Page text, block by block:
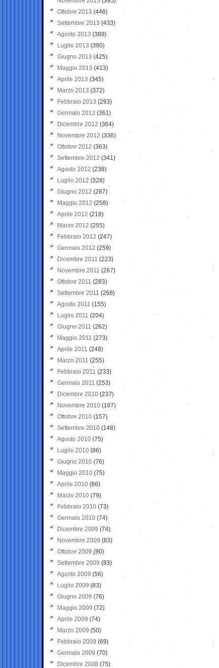
Ottobre 2013 (446)
Settembre 2013 (433)
Agosto 2013 (389)
Luglio 2013 (390)
Giugno 2013 (425)
Maggio 2013 (413)
Aprile 2013 (345)
Marzo 2013 (372)
Febbraio 2013 (293)
Gennaio 2013 (361)
Dicembre 2012 (364)
Novembre 2012 (336)
Ottobre 2012 (363)
Settembre 2012 (341)
Agosto 2012 (238)
Luglio 2012 (328)
Giugno 2012 (287)
Maggio 2012 (258)
Aprile 2012 (218)
Marzo 2012 (255)
Febbraio 2012 (247)
Gennaio 2012 (259)
Dicembre 2011 (223)
Novembre 2011 (267)
Ottobre 2011 (283)
Settembre 2011 (268)
Agosto 2011 (155)
Luglio 2011 (204)
Giugno 2011 (262)
Maggio 2011 (273)
Aprile 2011 (248)
Marzo 2011 (255)
Febbraio 2011 (233)
Gennaio 2011 (253)
Dicembre 2010 (237)
Novembre 2010 (187)
Ottobre 2010 (157)
Settembre 2010 (148)
Agosto 2010 (75)
Luglio 2010 (86)
Giugno 2010 (76)
Maggio 2010 (75)
Aprile 2010 (66)
Marzo 2010 (79)
Febbraio 2010 (73)
Gennaio 2010 (74)
Dicembre 2009 (74)
Novembre 2009 (83)
Ottobre 2009 (90)
Settembre 2009 (83)
Agosto 2009 (56)
Luglio 2009 (83)
Giugno 2009 (76)
Maggio 2009 (72)
Aprile 2009 (74)
Marzo 2009 (50)
Febbraio 2009 (69)
Gennaio 2009 (70)
Dicembre 2008 (75)